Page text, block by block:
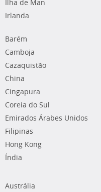
Ilha de Man
Irlanda
Barém
Camboja
Cazaquistão
China
Cingapura
Coreia do Sul
Emirados Árabes Unidos
Filipinas
Hong Kong
Índia
Austrália